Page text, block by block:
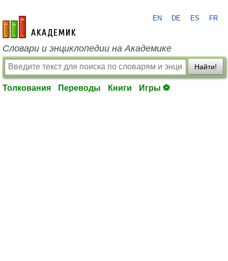
academic.ru
EN DE ES FR
Словари и энциклопедии на Академике
Найти!
Толкования Переводы Книги Игры ⚽